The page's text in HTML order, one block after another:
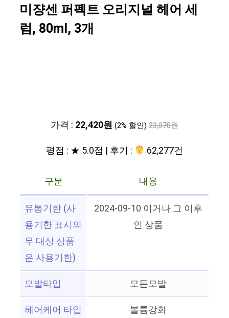
미쟝센 퍼펙트 오리지널 헤어 세
럼, 80ml, 3개
가격 : 22,420원 (2% 할인) 23,070원
평점 : ★ 5.0점 | 후기 : ‍‍ 62,277건
구분
내용
유통기한 (사
용기한 표시의
무 대상 상품
은 사용기한)
2024-09-10 이거나 그 이후
인 상품
모발타입
모든모발
헤어케어 타입
볼륨강화